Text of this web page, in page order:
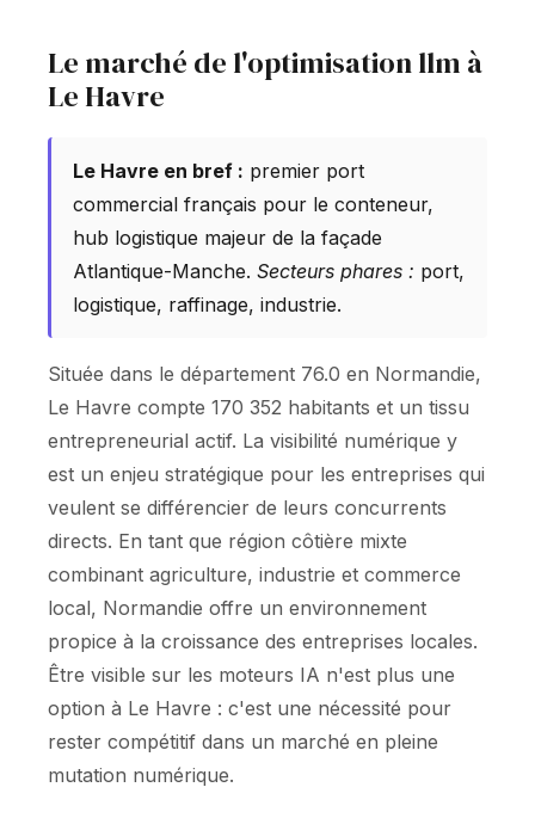
Le marché de l'optimisation llm à
Le Havre
Le Havre en bref : premier port
commercial français pour le conteneur,
hub logistique majeur de la façade
Atlantique-Manche. Secteurs phares : port,
logistique, raffinage, industrie.
Située dans le département 76.0 en Normandie,
Le Havre compte 170 352 habitants et un tissu
entrepreneurial actif. La visibilité numérique y
est un enjeu stratégique pour les entreprises qui
veulent se différencier de leurs concurrents
directs. En tant que région côtière mixte
combinant agriculture, industrie et commerce
local, Normandie offre un environnement
propice à la croissance des entreprises locales.
Être visible sur les moteurs IA n'est plus une
option à Le Havre : c'est une nécessité pour
rester compétitif dans un marché en pleine
mutation numérique.